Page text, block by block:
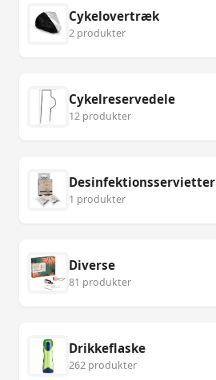
Cykelovertræk
2 produkter
Cykelreservedele
12 produkter
Desinfektionsservietter
1 produkter
Diverse
81 produkter
Drikkeflaske
262 produkter